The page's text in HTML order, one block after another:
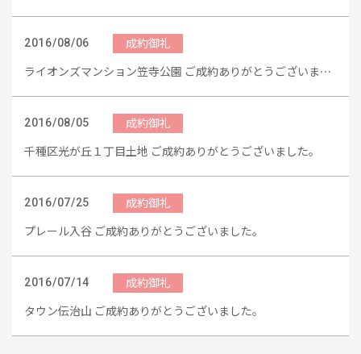
2016/08/06
成約御礼
ライオンズマンション笠寺公園 ご成約ありがとうございまし
2016/08/05
成約御礼
千種区光が丘１丁目土地 ご成約ありがとうございました。
2016/07/25
成約御礼
プレール入谷 ご成約ありがとうございました。
2016/07/14
成約御礼
タウン伝治山 ご成約ありがとうございました。